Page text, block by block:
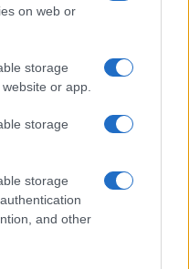
on web or
storage
or app.
storage
storage
and other
a Catania, ma il tour
e Alfa: Olbia ombelico del
la vicesindaco:
per visita privata̶…